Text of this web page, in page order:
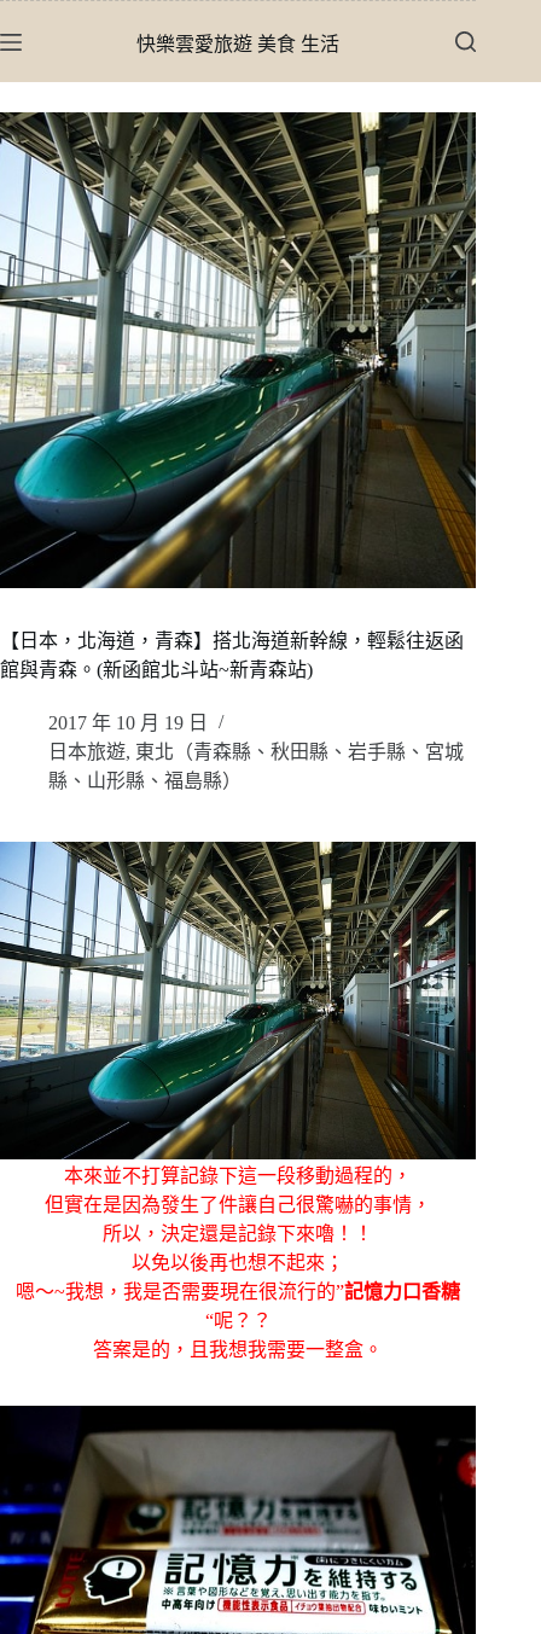
至
內
快樂雲愛旅遊 美食 生活
【日本，北海道，青森】搭北海道新幹線，輕鬆往返函
館與青森。(新函館北斗站~新青森站)
2017 年 10 月 19 日
日本旅遊, 東北（青森縣、秋田縣、岩手縣、宮城
縣、山形縣、福島縣）
本來並不打算記錄下這一段移動過程的，
但實在是因為發生了件讓自己很驚嚇的事情，
所以，決定還是記錄下來嚕！！
以免以後再也想不起來；
嗯～~我想，我是否需要現在很流行的”記憶力口香糖
“呢？？
答案是的，且我想我需要一整盒。